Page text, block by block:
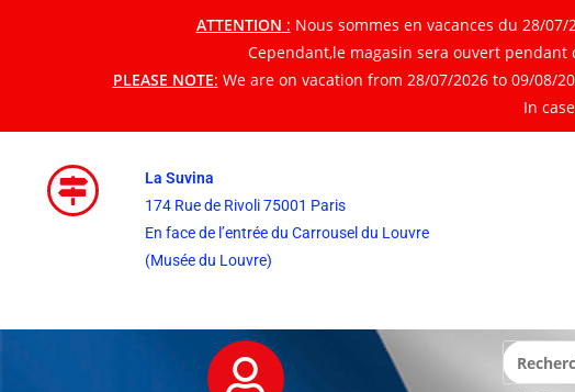
ATTENTION : Nous sommes en vacances du 28/
Cependant,le magasin sera ouvert
PLEASE NOTE: We are on vacation from 28/07/2026 to 09/08/
In
La Suvina
174 Rue de Rivoli 75001 Paris
En face de l’entrée du Carrousel du Louvre
(Musée du Louvre)